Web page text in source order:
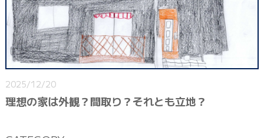
2025/12/20
理想の家は外観？間取り？それとも立地？